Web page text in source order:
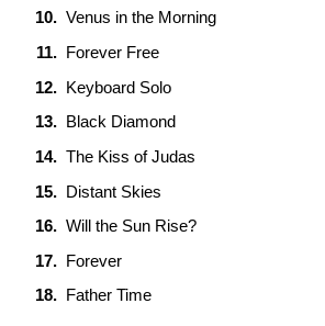
Venus in the Morning
Forever Free
Keyboard Solo
Black Diamond
The Kiss of Judas
Distant Skies
Will the Sun Rise?
Forever
Father Time